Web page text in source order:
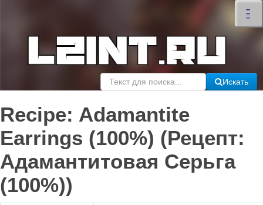
–
–
–
×
Искать
Recipe: Adamantite
Earrings (100%) (Рецепт:
Адамантитовая Серьга
(100%))